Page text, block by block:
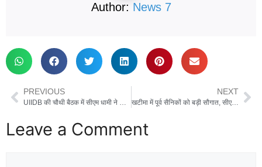
Author: News 7
PREVIOUS
UIIDB की चौथी बैठक में सीएम धामी ने की विकास कार्यों की समीक्षा, अधिकारियों को दिए सख्त निर्देश
NEXT
खटीमा में पूर्व सैनिकों को बड़ी सौगात, सीएम धामी ने CSD कैंटीन और सैनिक मिलन केंद्र का किया लोकार्पण, शहीदों को दी श्रद्धांजलि
Leave a Comment